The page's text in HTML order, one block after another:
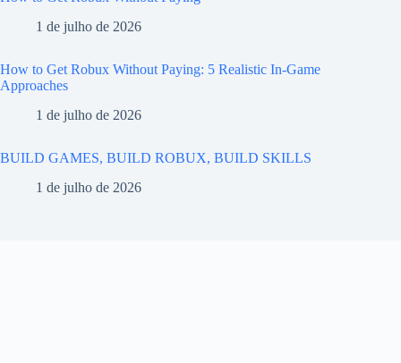
1 de julho de 2026
How to Get Robux Without Paying: 5 Realistic In-Game
Approaches
1 de julho de 2026
BUILD GAMES, BUILD ROBUX, BUILD SKILLS
1 de julho de 2026